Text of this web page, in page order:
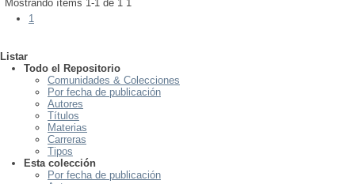
Mostrando ítems 1-1 de 1 1
1
Listar
Todo el Repositorio
Comunidades & Colecciones
Por fecha de publicación
Autores
Títulos
Materias
Carreras
Tipos
Esta colección
Por fecha de publicación